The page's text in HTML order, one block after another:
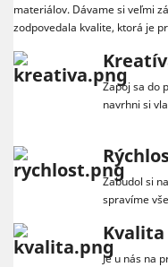
materiálov. Dávame si veľmi
zodpovedala kvalite, ktorá je
Zapoj sa do
navrhni si
Zabudol si
spravíme
Kvalita
Je u nás na